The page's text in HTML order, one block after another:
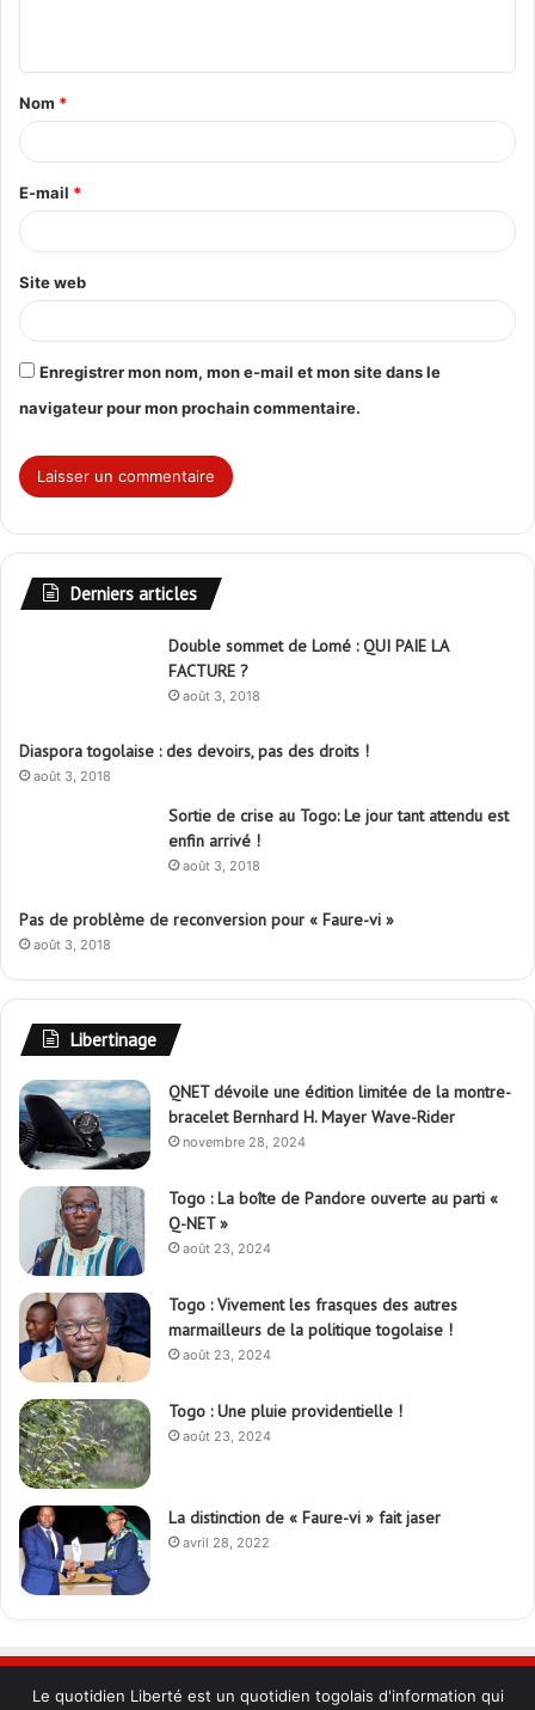
t
a
i
e
*
Nom *
E-mail *
Site web
Enregistrer mon nom, mon e-mail et mon site dans le
navigateur pour mon prochain commentaire.
Derniers articles
Double sommet de Lomé : QUI PAIE LA
FACTURE ?
août 3, 2018
Diaspora togolaise : des devoirs, pas des droits !
août 3, 2018
Sortie de crise au Togo: Le jour tant attendu est
enfin arrivé !
août 3, 2018
Pas de problème de reconversion pour « Faure-vi »
août 3, 2018
Libertinage
QNET dévoile une édition limitée de la montre-
bracelet Bernhard H. Mayer Wave-Rider
novembre 28, 2024
Togo : La boîte de Pandore ouverte au parti «
Q-NET »
août 23, 2024
Togo : Vivement les frasques des autres
marmailleurs de la politique togolaise !
août 23, 2024
Togo : Une pluie providentielle !
août 23, 2024
La distinction de « Faure-vi » fait jaser
avril 28, 2022
Le quotidien Liberté est un quotidien togolais d'information qui